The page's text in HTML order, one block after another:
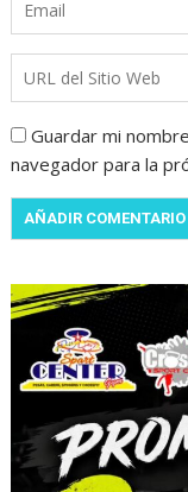
Guardar mi
navegador para la